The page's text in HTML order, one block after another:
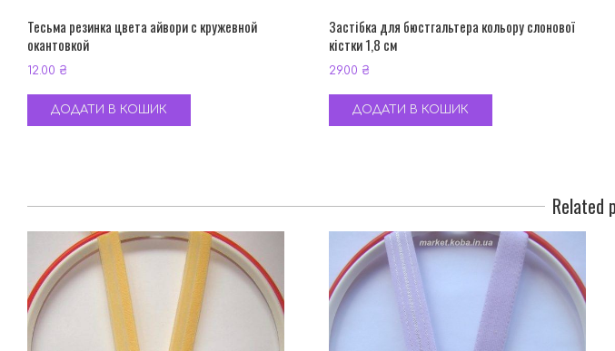
Тесьма резинка цвета айвори с кружевной
окантовкой
12.00 ₴
ДОДАТИ В КОШИК
Застібка для бюстгальтера кольору слонової
кістки 1,8 см
29.00 ₴
ДОДАТИ В КОШИК
Related